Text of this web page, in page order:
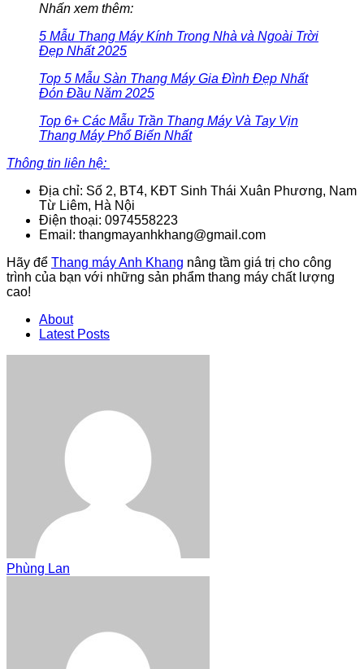
Nhấn xem thêm:
5 Mẫu Thang Máy Kính Trong Nhà và Ngoài Trời
Đẹp Nhất 2025
Top 5 Mẫu Sàn Thang Máy Gia Đình Đẹp Nhất
Đón Đầu Năm 2025
Top 6+ Các Mẫu Trần Thang Máy Và Tay Vịn
Thang Máy Phổ Biến Nhất
Thông tin liên hệ:
Địa chỉ: Số 2, BT4, KĐT Sinh Thái Xuân Phương, Nam
Từ Liêm, Hà Nội
Điện thoại: 0974558223
Email: thangmayanhkhang@gmail.com
Hãy để Thang máy Anh Khang nâng tầm giá trị cho công
trình của bạn với những sản phẩm thang máy chất lượng
cao!
About
Latest Posts
Phùng Lan